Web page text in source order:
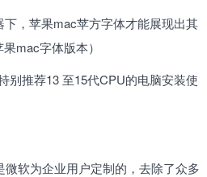
，苹果mac苹方字体才能展现出其
mac字体版本）
别推荐13 至15代CPU的电脑安装使
软为企业用户定制的，去除了众多